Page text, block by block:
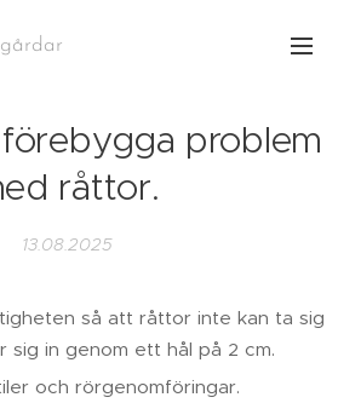
problem
råttor.
13.08.2025
så att råttor inte kan ta sig
sig in genom ett hål på 2 cm.
och rörgenomföringar.